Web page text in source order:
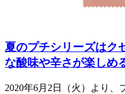
夏のプチシリーズは
な酸味や辛さが楽しめ
2020年6月2日（火）より、